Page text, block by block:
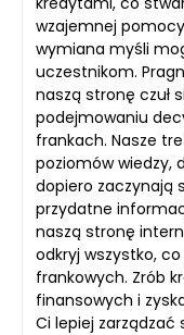
wzajemnej
wymiana myśli
uczestnikom.
naszą stronę czuł
podejmowaniu
frankach. Nasze
poziomów wiedzy,
dopiero zaczynają
przydatne
naszą stronę
odkryj wszystko,
frankowych. Zrób
finansowych i
Ci lepiej